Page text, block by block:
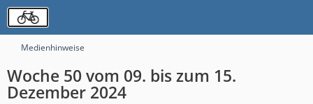
Medienhinweise
Woche 50 vom 09. bis zum 15.
Dezember 2024